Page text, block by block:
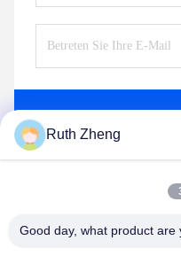
Ruth Zheng
Good day, what product are